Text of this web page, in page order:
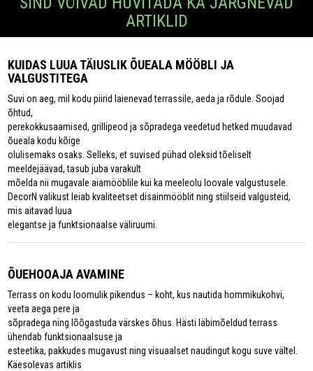
ARTIKLID
KUIDAS LUUA TÄIUSLIK ÕUEALA MÖÖBLI JA
VALGUSTITEGA
Suvi on aeg, mil kodu piirid laienevad terrassile, aeda ja rõdule. Soojad
õhtud,
perekokkusaamised, grillipeod ja sõpradega veedetud hetked muudavad
õueala kodu kõige
olulisemaks osaks. Selleks, et suvised pühad oleksid tõeliselt
meeldejäävad, tasub juba varakult
mõelda nii mugavale aiamööblile kui ka meeleolu loovale valgustusele.
DecorN valikust leiab kvaliteetset disainmööblit ning stiilseid valgusteid,
mis aitavad luua
elegantse ja funktsionaalse väliruumi.
ÕUEHOOAJA AVAMINE
Terrass on kodu loomulik pikendus – koht, kus nautida hommikukohvi,
veeta aega pere ja
sõpradega ning lõõgastuda värskes õhus. Hästi läbimõeldud terrass
ühendab funktsionaalsuse ja
esteetika, pakkudes mugavust ning visuaalset naudingut kogu suve vältel.
Käesolevas artiklis